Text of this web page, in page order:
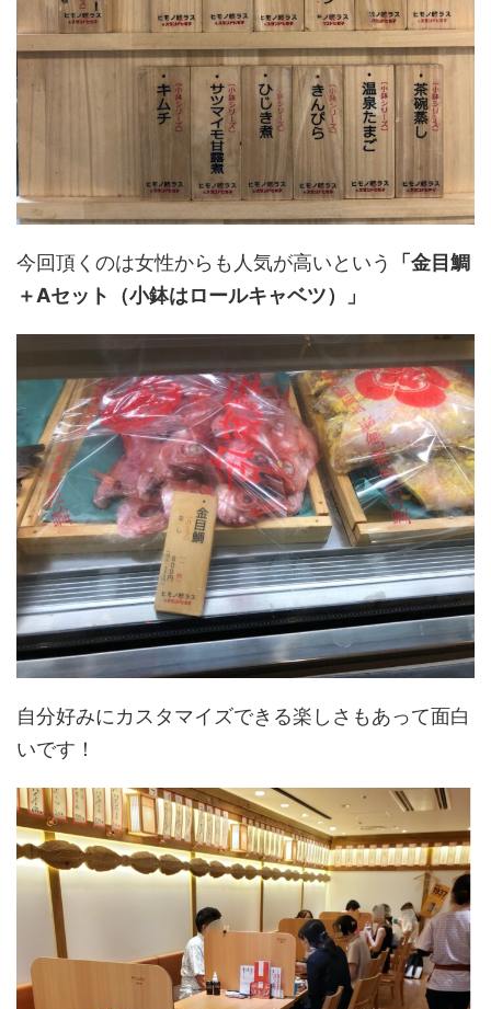
今回頂くのは女性からも人気が高いという
「金目鯛
＋Aセット（小鉢はロールキャベツ）」
自分好みにカスタマイズできる楽しさもあって面白
いです！